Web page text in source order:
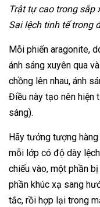
Trật tự cao trong sắp
Sai lệch tinh tế trong
Mỗi phiến aragonite,
ánh sáng xuyên qua
chồng lên nhau, ánh
Điều này tạo nên hiện
sáng).
Hãy tưởng tượng
mỗi lớp có độ dày
chiếu vào, một phần
phần khúc xạ sang
tắc, rồi hợp lại trong